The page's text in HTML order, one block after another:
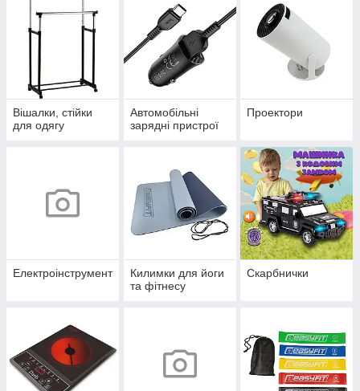
Вішалки, стійки
для одягу
Автомобільні
зарядні пристрої
Проектори
Електроінструмент
Килимки для йоги
та фітнесу
Скарбнички